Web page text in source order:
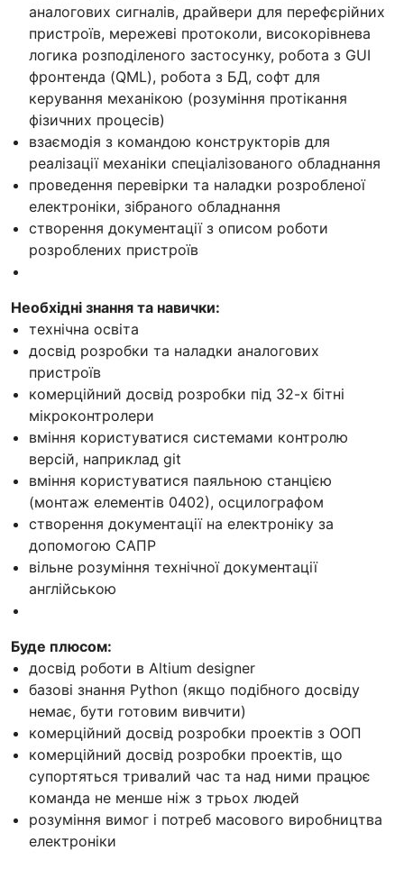
аналогових сигналів, драйвери для перефєрійних
пристроїв, мережеві протоколи, високорівнева
логика розподіленого застосунку, робота з GUI
фронтенда (QML), робота з БД, софт для
керування механікою (розуміння протікання
фізичних процесів)
взаємодія з командою конструкторів для
реалізації механіки спеціалізованого обладнання
проведення перевірки та наладки розробленої
електроніки, зібраного обладнання
створення документації з описом роботи
розроблених пристроїв
Необхідні знання та навички:
технічна освіта
досвід розробки та наладки аналогових
пристроїв
комерційний досвід розробки під 32-х бітні
мікроконтролери
вміння користуватися системами контролю
версій, наприклад git
вміння користуватися паяльною станцією
(монтаж елементів 0402), осцилографом
створення документації на електроніку за
допомогою САПР
вільне розуміння технічної документації
англійською
Буде плюсом:
досвід роботи в Altium designer
базові знання Python (якщо подібного досвіду
немає, бути готовим вивчити)
комерційний досвід розробки проектів з ООП
комерційний досвід розробки проектів, що
супортяться тривалий час та над ними працює
команда не менше ніж з трьох людей
розуміння вимог і потреб масового виробництва
електроніки